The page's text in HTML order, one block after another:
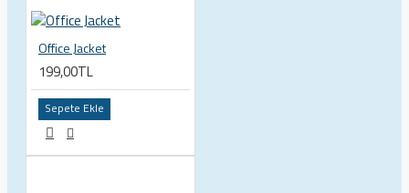
Office Jacket
199,00TL
Sepete Ekle